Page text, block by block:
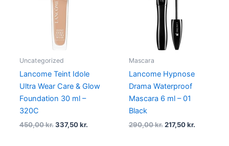
Uncategorized
Lancome Teint Idole
Ultra Wear Care & Glow
Foundation 30 ml –
320C
450,00kr.
450,00 kr..
337,50kr.
Mascara
Lancome Hypnose
Drama Waterproof
Mascara 6 ml – 01
Black
290,00kr.
290,00 kr..
217,50kr.